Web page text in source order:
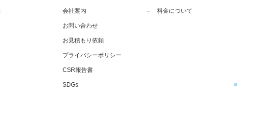
会社案内
お問い合わせ
お見積もり依頼
プライバシーポリシー
CSR報告書
SDGs
料金について